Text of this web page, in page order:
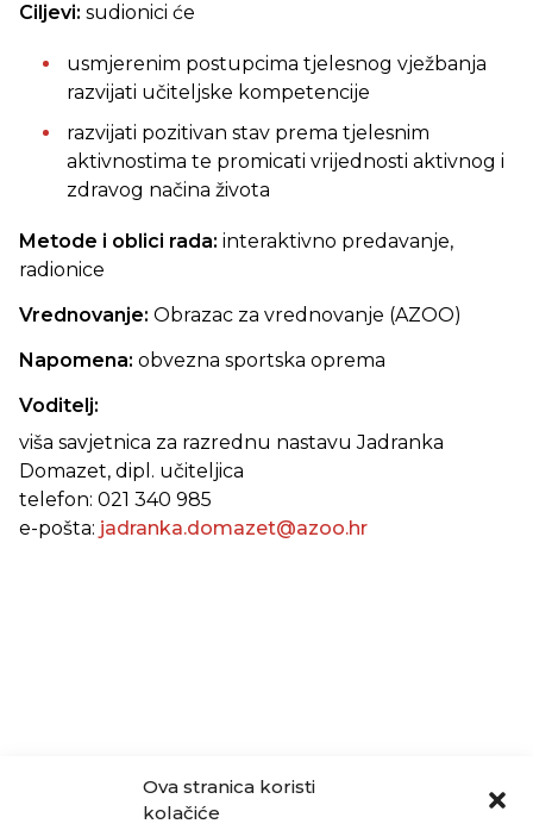
Ova stranica koristi
kolačiće
Ciljevi: sudionici će
usmjerenim postupcima tjelesnog vježbanja
razvijati učiteljske kompetencije
razvijati pozitivan stav prema tjelesnim
aktivnostima te promicati vrijednosti aktivnog i
zdravog načina života
Metode i oblici rada: interaktivno predavanje,
radionice
Vrednovanje: Obrazac za vrednovanje (AZOO)
Napomena: obvezna sportska oprema
Voditelj:
viša savjetnica za razrednu nastavu Jadranka
Domazet, dipl. učiteljica
telefon: 021 340 985
e-pošta: jadranka.domazet@azoo.hr